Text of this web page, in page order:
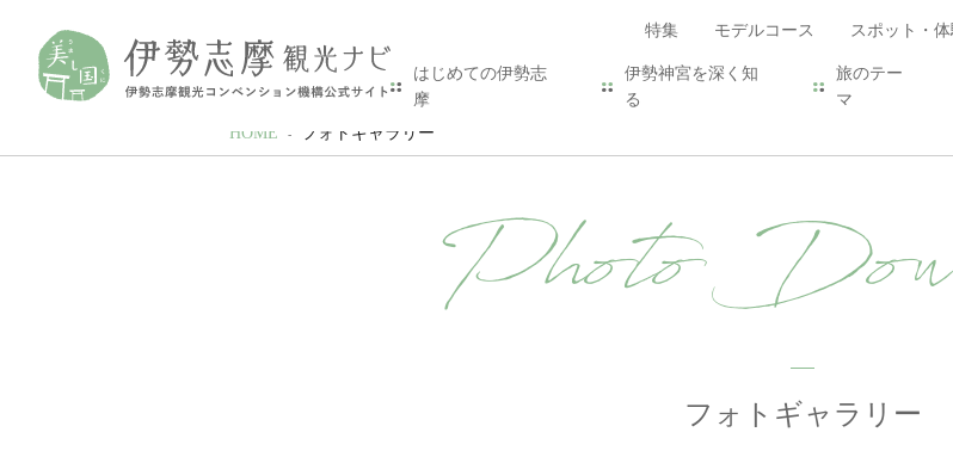
特集 モデルコース スポット・体
はじめての伊勢志
摩
伊勢神宮を深く知
る
旅のテー
マ
HOME フォトギャラリー
Photo
フォトギャラリー